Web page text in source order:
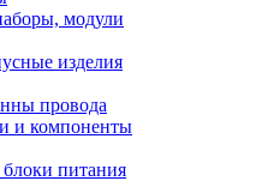
модули
изделия
провода
и компоненты
питания